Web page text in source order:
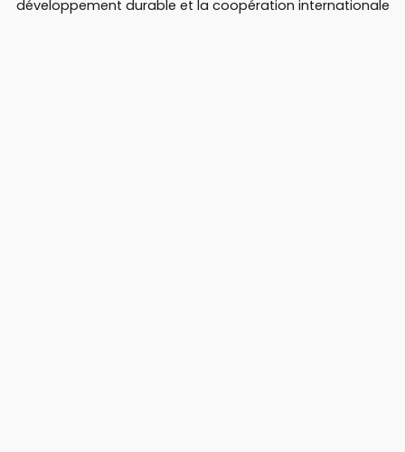
développement durable et la coopération internationale